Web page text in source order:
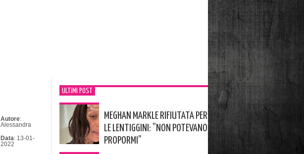
Autore:
Alessandra
Data: 13-01-
2022
ULTIMI POST
MEGHAN MARKLE RIFIUTATA PER
LE LENTIGGINI: ”NON POTEVANO
PROPORMI”